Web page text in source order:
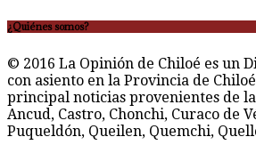
¿Quiénes somos?
© 2016 La Opinión de Chiloé es un
con asiento en la Provincia de
principal noticias provenientes de
Ancud, Castro, Chonchi, Curaco de
Puqueldón, Queilen, Quemchi,